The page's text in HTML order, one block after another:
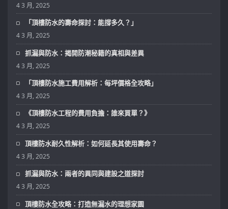
4 3 月, 2025
「頂樓防水的壽命探討：能撐多久？」
4 3 月, 2025
抓漏與防水：揭開防潮秘籍的真相與差異
4 3 月, 2025
「頂樓防水施工費用解析：每坪價格全攻略」
4 3 月, 2025
《頂樓防水工程的費用負擔：誰來買單？》
4 3 月, 2025
頂樓防水耐久性解析：如何延長其使用壽命？
4 3 月, 2025
抓漏與防水：兩者的異同與建設之道探討
4 3 月, 2025
頂樓防水全攻略：打造無漏水的理想家園